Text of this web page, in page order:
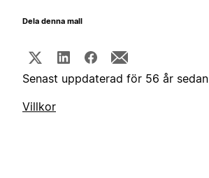
Dela denna mall
Senast uppdaterad för 56 år sedan
Villkor